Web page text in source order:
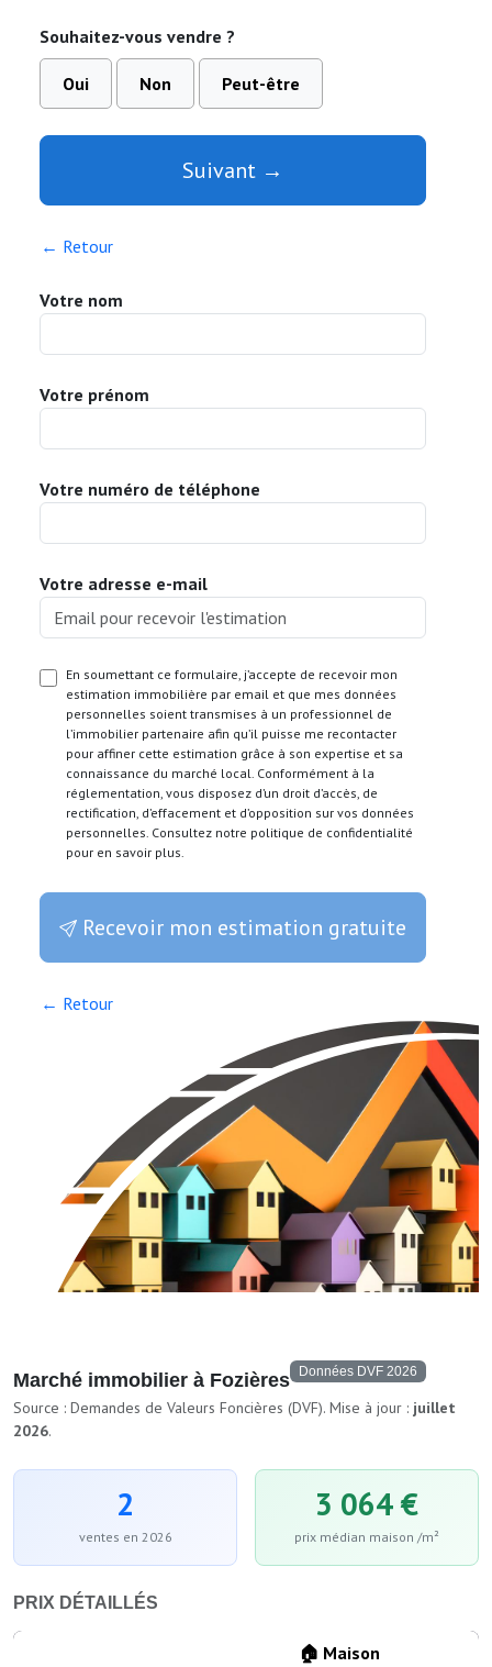
Souhaitez-vous vendre ?
Oui Non Peut-être
Suivant →
← Retour
Votre nom
Votre prénom
Votre numéro de téléphone
Votre adresse e-mail
En soumettant ce formulaire, j’accepte de recevoir mon
estimation immobilière par email et que mes données
personnelles soient transmises à un professionnel de
l’immobilier partenaire afin qu’il puisse me recontacter
pour affiner cette estimation grâce à son expertise et sa
connaissance du marché local. Conformément à la
réglementation, vous disposez d’un droit d’accès, de
rectification, d’effacement et d’opposition sur vos données
personnelles. Consultez notre politique de confidentialité
pour en savoir plus.
Recevoir mon estimation gratuite
← Retour
Marché immobilier à Fozières Données DVF 2026
Source : Demandes de Valeurs Foncières (DVF). Mise à jour : juillet
2026.
2
ventes en 2026
3 064 €
prix médian maison /m²
PRIX DÉTAILLÉS
🏠 Maison